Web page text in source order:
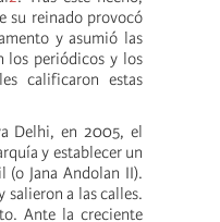
su reinado provocó
y asumió las
los periódicos y los
calificaron estas
Delhi, en 2005, el
y establecer un
Jana Andolan II).
salieron a las calles.
Ante la creciente